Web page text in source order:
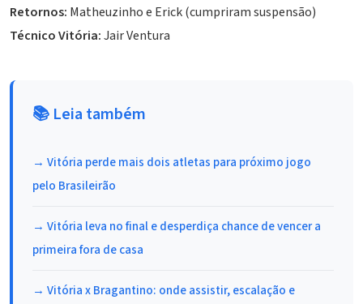
Retornos: Matheuzinhoe Erick (cumpriram suspensão)
Técnico Vitória:Jair Ventura
📚 Leia também
→ Vitória perde mais dois atletas para próximo jogo
pelo Brasileirão
→ Vitória leva no final e desperdiça chance de vencer a
primeira fora de casa
→ Vitória x Bragantino: onde assistir, escalação e